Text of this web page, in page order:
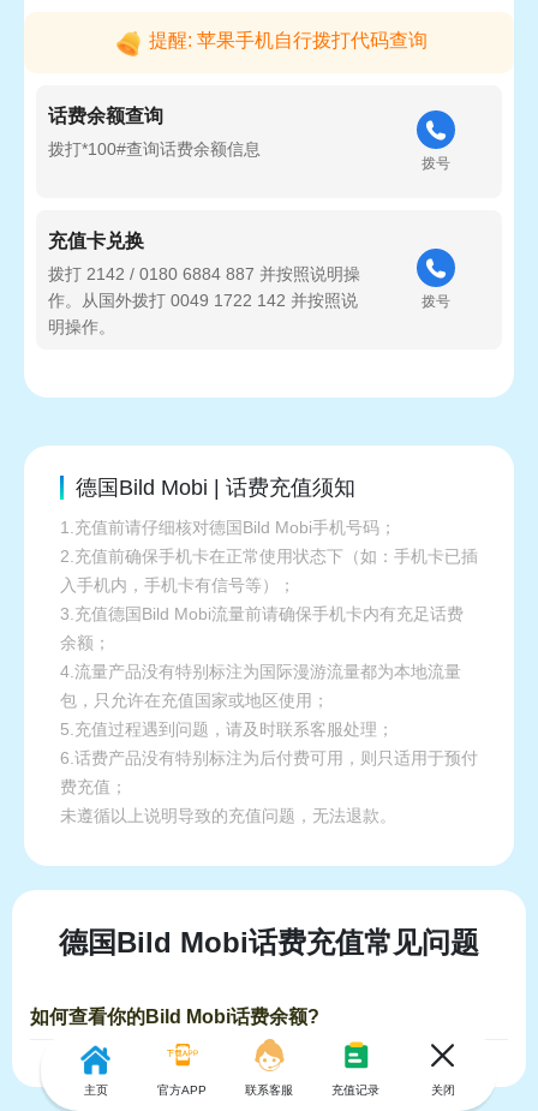
提醒: 苹果手机自行拨打代码查询
话费余额查询
拨打*100#查询话费余额信息
拨号
充值卡兑换
拨打 2142 / 0180 6884 887 并按照说明操
作。从国外拨打 0049 1722 142 并按照说
明操作。
拨号
德国Bild Mobi | 话费充值须知
1.充值前请仔细核对德国Bild Mobi手机号码；
2.充值前确保手机卡在正常使用状态下（如：手机卡已插
入手机内，手机卡有信号等）；
3.充值德国Bild Mobi流量前请确保手机卡内有充足话费
余额；
4.流量产品没有特别标注为国际漫游流量都为本地流量
包，只允许在充值国家或地区使用；
5.充值过程遇到问题，请及时联系客服处理；
6.话费产品没有特别标注为后付费可用，则只适用于预付
费充值；
未遵循以上说明导致的充值问题，无法退款。
德国Bild Mobi话费充值常见问题
如何查看你的Bild Mobi话费余额?
主页 官方APP 联系客服 充值记录 关闭